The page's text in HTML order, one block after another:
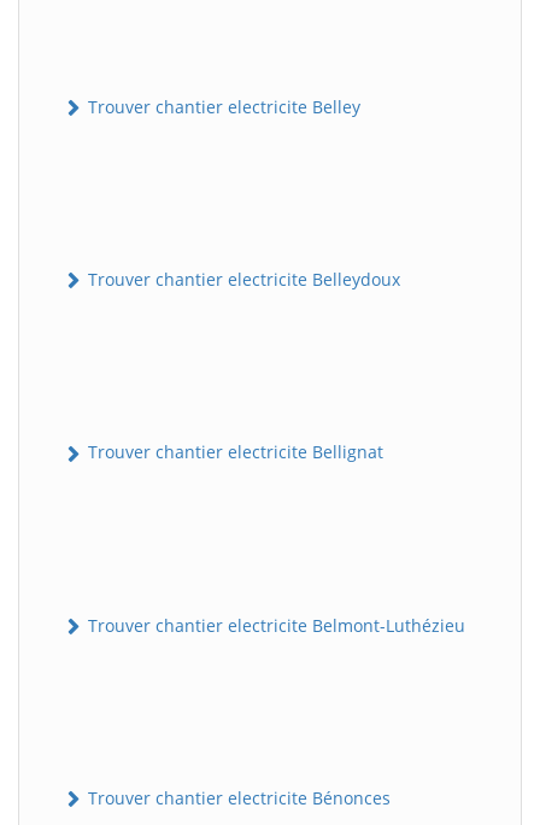
Trouver chantier electricite Belley
Trouver chantier electricite Belleydoux
Trouver chantier electricite Bellignat
Trouver chantier electricite Belmont-Luthézieu
Trouver chantier electricite Bénonces